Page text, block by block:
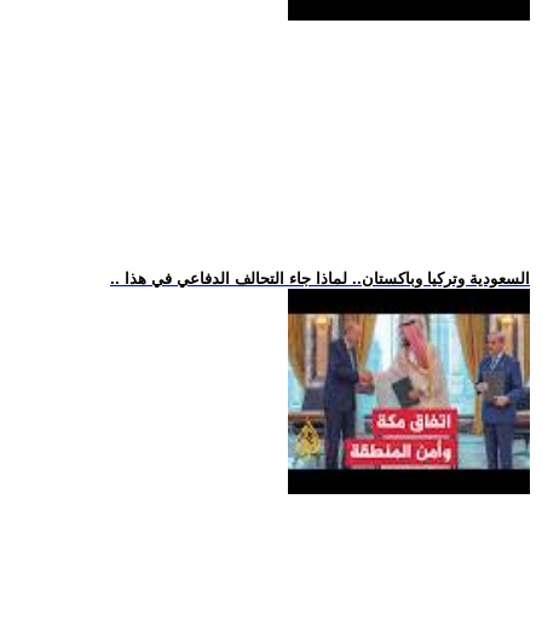
.. السعودية وتركيا وباكستان.. لماذا جاء التحالف الدفاعي في هذا